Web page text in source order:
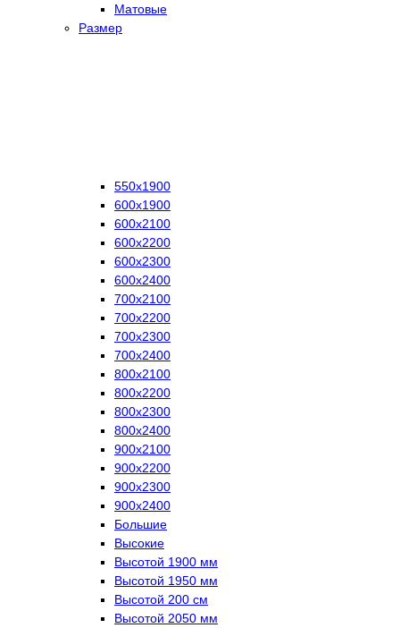
Матовые
Размер
550х1900
600х1900
600х2100
600х2200
600х2300
600х2400
700х2100
700х2200
700х2300
700х2400
800х2100
800х2200
800х2300
800х2400
900х2100
900х2200
900х2300
900х2400
Большие
Высокие
Высотой 1900 мм
Высотой 1950 мм
Высотой 200 см
Высотой 2050 мм